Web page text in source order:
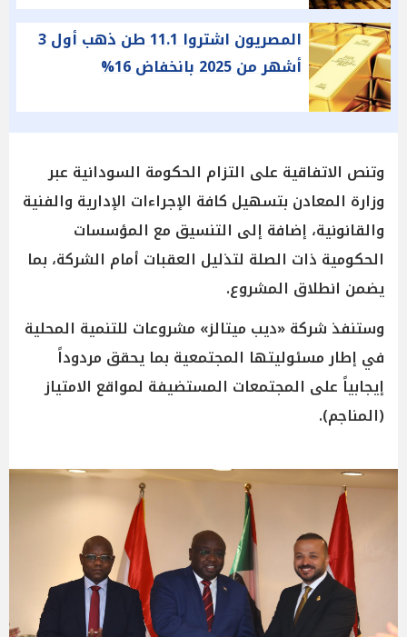
المصريون اشتروا 11.1 طن ذهب أول 3
أشهر من 2025 بانخفاض 16%
وتنص الاتفاقية على التزام الحكومة السودانية عبر
وزارة المعادن بتسهيل كافة الإجراءات الإدارية والفنية
والقانونية، إضافة إلى التنسيق مع المؤسسات
الحكومية ذات الصلة لتذليل العقبات أمام الشركة، بما
يضمن انطلاق المشروع.
وستنفذ شركة «ديب ميتالز» مشروعات للتنمية المحلية
في إطار مسئوليتها المجتمعية بما يحقق مردوداً
إيجابياً على المجتمعات المستضيفة لمواقع الامتياز
(المناجم).